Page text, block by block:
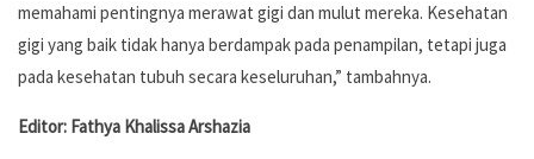
memahami pentingnya merawat gigi dan mulut mereka. Kesehatan
gigi yang baik tidak hanya berdampak pada penampilan, tetapi juga
pada kesehatan tubuh secara keseluruhan,” tambahnya.
Editor: Fathya Khalissa Arshazia